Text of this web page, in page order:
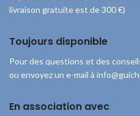
livraison gratuite est de 300 €)
Toujours disponible
Pour des questions et des
ou envoyez un e-mail à
En association avec